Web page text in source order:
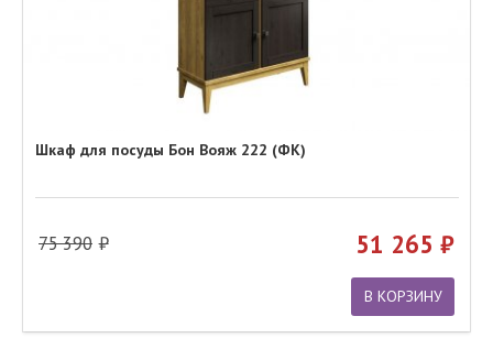
Шкаф для посуды Бон Вояж 222 (ФК)
75 390 51 265
В КОРЗИНУ